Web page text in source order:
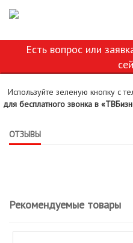
Используйте зеленую кнопку с
для бесплатного звонка в
ОТЗЫВЫ
Рекомендуемые товары